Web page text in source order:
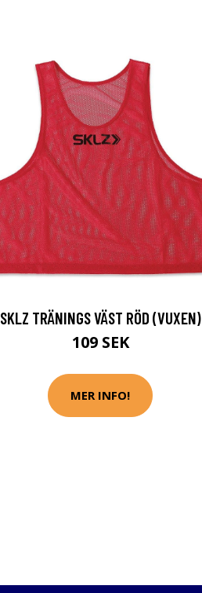
SKLZ TRÄNINGS VÄST RÖD (VUXEN)
109 SEK
MER INFO!